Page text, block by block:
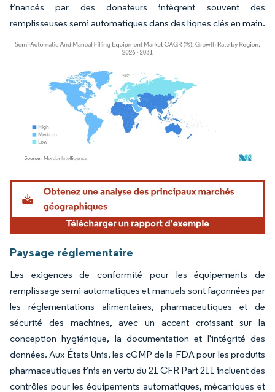
financés par des donateurs intègrent souvent des
remplisseuses semi automatiques dans des lignes clés en main.
Image © Mordor Intelligence. La réutilisation nécessite une attribution sous CC BY
Paysage réglementaire
Les exigences de conformité pour les équipements de
remplissage semi-automatiques et manuels sont façonnées par
les réglementations alimentaires, pharmaceutiques et de
sécurité des machines, avec un accent croissant sur la
conception hygiénique, la documentation et l'intégrité des
données. Aux États-Unis, les cGMP de la FDA pour les produits
pharmaceutiques finis en vertu du 21 CFR Part 211 incluent des
contrôles pour les équipements automatiques, mécaniques et